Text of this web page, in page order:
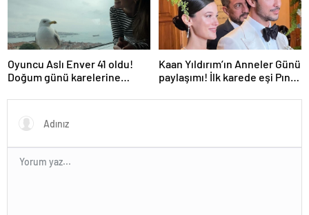
Oyuncu Aslı Enver 41 oldu!
Doğum günü karelerine
Kaan Yıldırım’ın Anneler Günü
paylaşımı! İlk karede eşi Pınar